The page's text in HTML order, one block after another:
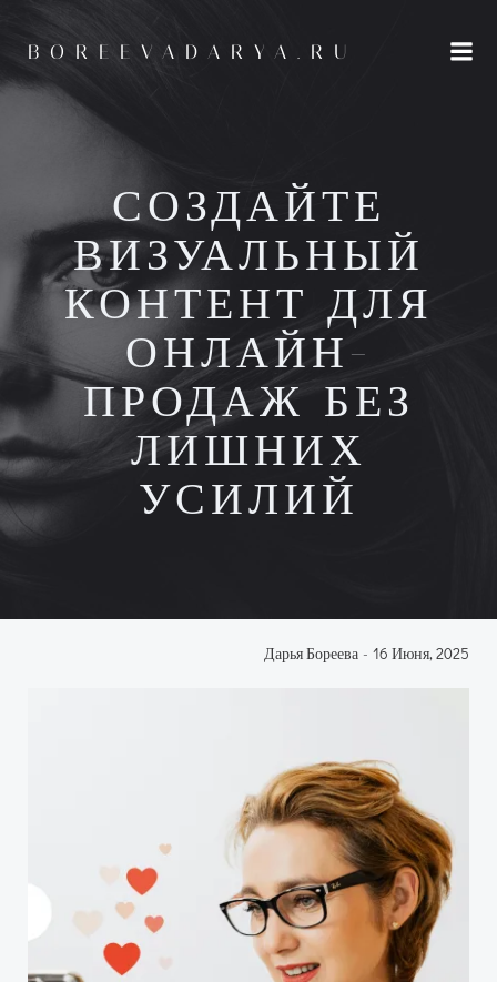
содержимому
BOREEVADARYA.RU
СОЗДАЙТЕ
ВИЗУАЛЬНЫЙ
КОНТЕНТ ДЛЯ
ОНЛАЙН-
ПРОДАЖ БЕЗ
ЛИШНИХ
УСИЛИЙ
Дарья Бореева - 16 Июня, 2025